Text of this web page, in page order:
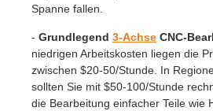
Spanne fallen.
- Grundlegend 3-Achse CNC-
niedrigen Arbeitskosten liegen die
zwischen $20-50/Stunde. In
sollten Sie mit $50-100/Stunde
die Bearbeitung einfacher Teile wie